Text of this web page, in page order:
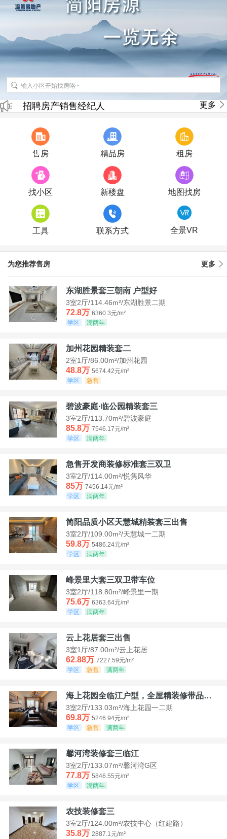
招聘房产销售经纪人
房产直播
更多
售房 精品房 租房
找小区 新楼盘 地图找房
工具 联系方式 全景VR
为您推荐售房 更多
东湖胜景套三朝南 户型好
3室2厅/114.46m²/东湖胜景二期
72.8万 6360.3元/m²
学区
满两年
加州花园精装套二
2室1厅/86.00m²/加州花园
48.8万 5674.42元/m²
学区
急售
碧波豪庭·临公园精装套三
3室2厅/113.70m²/碧波豪庭
85.8万 7546.17元/m²
学区
满两年
急售开发商装修标准套三双卫
3室2厅/114.00m²/悦隽风华
85万 7456.14元/m²
学区
满两年
简阳品质小区天慧城精装套三出售
3室2厅/109.00m²/天慧城一二期
59.8万 5486.24元/m²
学区
满两年
峰景里大套三双卫带车位
3室2厅/118.80m²/峰景里一期
75.6万 6363.64元/m²
学区
满两年
云上花居套三出售
3室1厅/87.00m²/云上花居
62.88万 7227.59元/m²
学区
急售 满两年
海上花园全临江户型，全屋精装修带品牌家具家电，诚意出售！
3室2厅/133.03m²/海上花园一二期
69.8万 5246.94元/m²
学区
急售 满两年
馨河湾装修套三临江
3室2厅/133.07m²/馨河湾G区
77.8万 5846.55元/m²
学区
满两年
农技装修套三
3室2厅/124.00m²/农技中心（红建路）
35.8万 2887.1元/m²